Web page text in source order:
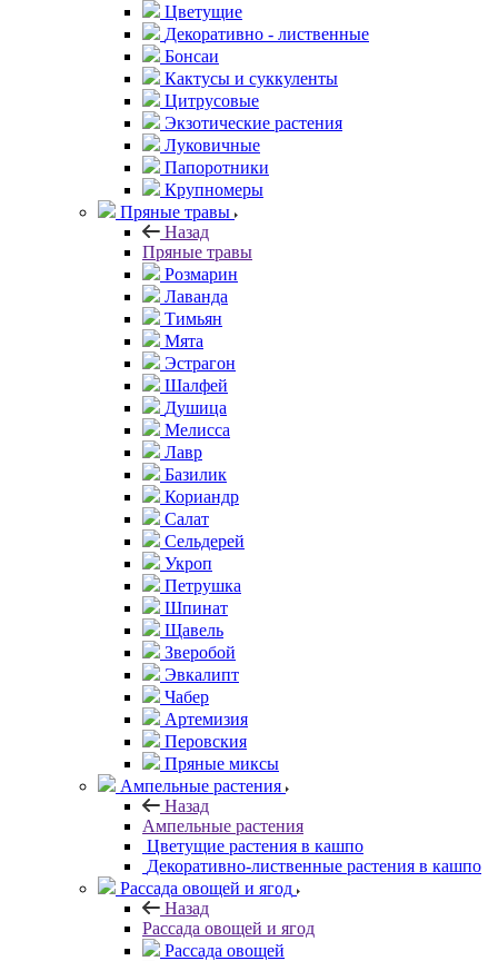
Цветущие
Декоративно - лиственные
Бонсаи
Кактусы и суккуленты
Цитрусовые
Экзотические растения
Луковичные
Папоротники
Крупномеры
Пряные травы
Назад
Пряные травы
Розмарин
Лаванда
Тимьян
Мята
Эстрагон
Шалфей
Душица
Мелисса
Лавр
Базилик
Кориандр
Салат
Сельдерей
Укроп
Петрушка
Шпинат
Щавель
Зверобой
Эвкалипт
Чабер
Артемизия
Перовския
Пряные миксы
Ампельные растения
Назад
Ампельные растения
Цветущие растения в кашпо
Декоративно-лиственные растения в кашпо
Рассада овощей и ягод
Назад
Рассада овощей и ягод
Рассада овощей